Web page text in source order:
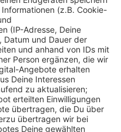
Empfangsweg,
Radio oder
Kabel und beachtet die